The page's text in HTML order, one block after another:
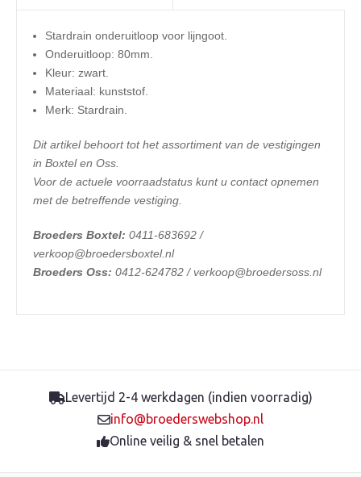
Stardrain onderuitloop voor lijngoot.
Onderuitloop: 80mm.
Kleur: zwart.
Materiaal: kunststof.
Merk: Stardrain.
Dit artikel behoort tot het assortiment van de vestigingen
in Boxtel en Oss.
Voor de actuele voorraadstatus kunt u contact opnemen
met de betreffende vestiging.
Broeders Boxtel: 0411-683692 /
verkoop@broedersboxtel.nl
Broeders Oss: 0412-624782 / verkoop@broedersoss.nl
Levertijd 2-4 werkdagen (indien voorradig)
info@broederswebshop.nl
Online veilig & snel betalen